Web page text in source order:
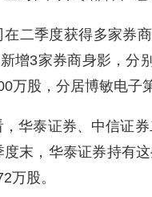
二季度获得多家券
新增3家券商身影，
万股，分居博敏电子
，华泰证券、中信证
末，华泰证券持有
万股。